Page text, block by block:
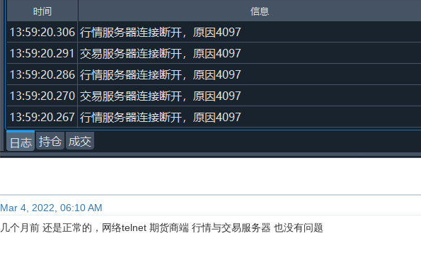
Mar 4, 2022, 06:10 AM
几个月前 还是正常的，网络telnet 期货商端 行情与交易服务器 也没有问题